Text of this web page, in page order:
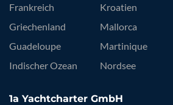
Frankreich
Griechenland
Guadeloupe
Indischer Ozean
Kroatien
Mallorca
Martinique
Nordsee
1a Yachtcharter GmbH